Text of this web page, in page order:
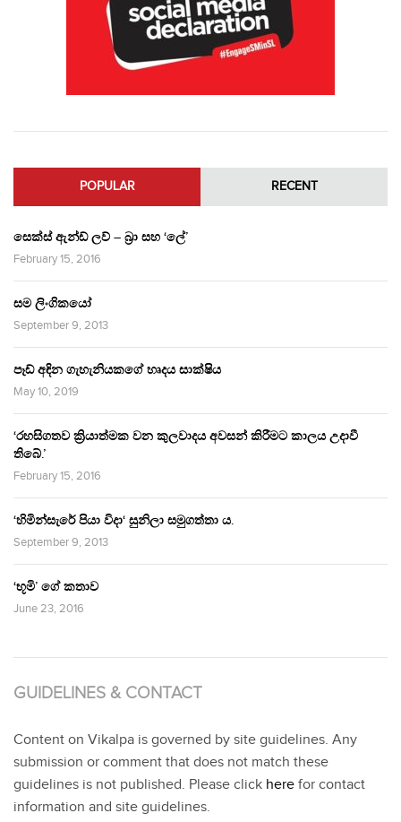
POPULAR RECENT
සෙක්ස් ඇන්ඩ් ලව් – බ්‍රා සහ ‘ලේ’
February 15, 2016
සම ලිංගිකයෝ
September 9, 2013
පෑඩ් අඳින ගැහැනියකගේ හෘදය සාක්ෂිය
May 10, 2019
‘රහසිගතව ක්‍රියාත්මක වන කුලවාදය අවසන් කිරීමට කාලය උදාවී
තිබේ.’
February 15, 2016
‘හිමින්සැරේ පියා විදා‘ සුනිලා සමුගත්තා ය.
September 9, 2013
‘භූමි’ ගේ කතාව
June 23, 2016
GUIDELINES & CONTACT
Content on Vikalpa is governed by site guidelines. Any
submission or comment that does not match these
guidelines is not published. Please click here for contact
information and site guidelines.